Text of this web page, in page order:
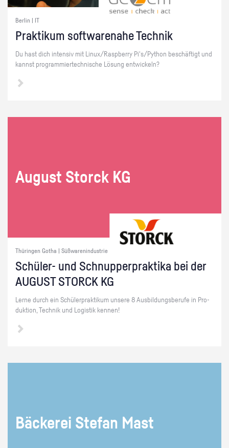
Berlin | IT
Prak­ti­kum soft­ware­na­he Tech­nik
Du hast dich in­ten­siv mit Linux/Raspber­ry Pi's/Py­thon be­schäf­tigt und
kannst pro­gram­mier­tech­ni­sche Lö­sung ent­wi­ckeln?
Au­gust Storck KG
Thüringen Gotha | Süßwarenindustrie
Schü­ler- und Schnup­per­prak­ti­ka bei der
AU­GUST STORCK KG
Lerne durch ein Schü­ler­prak­ti­kum un­se­re 8 Aus­bil­dungs­be­ru­fe in Pro­
duk­ti­on, Tech­nik und Lo­gis­tik ken­nen!
Bä­cke­rei Ste­fan Mast